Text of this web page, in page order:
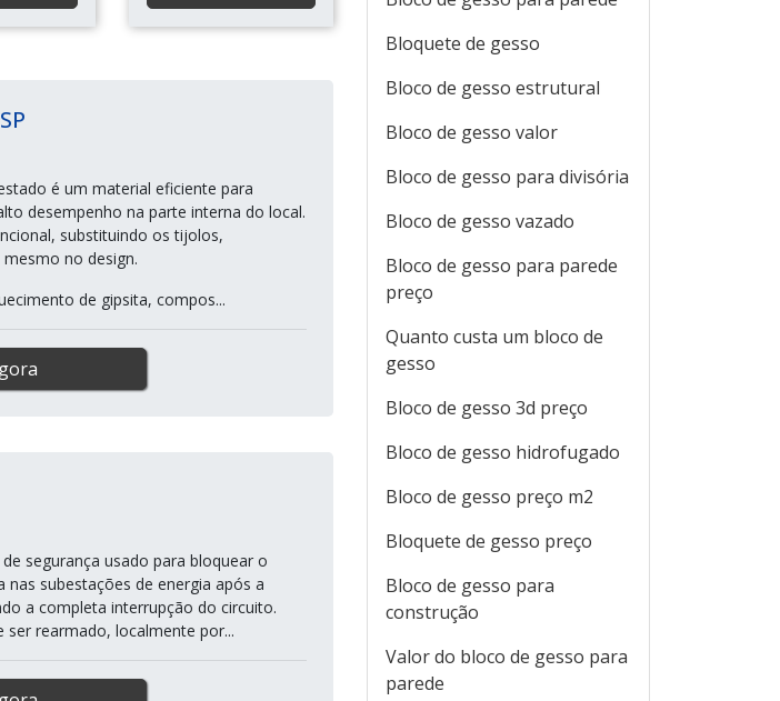
é um material eficiente para
desempenho na parte interna do local.
substituindo os tijolos,
no design.
de gipsita, compos...
segurança usado para bloquear o
subestações de energia após a
a completa interrupção do circuito.
rearmado, localmente por...
Bloquete de gesso
Bloco de gesso estrutural
Bloco de gesso valor
Bloco de gesso para divisória
Bloco de gesso vazado
Bloco de gesso para parede
preço
Quanto custa um bloco de
gesso
Bloco de gesso 3d preço
Bloco de gesso hidrofugado
Bloco de gesso preço m2
Bloquete de gesso preço
Bloco de gesso para
construção
Valor do bloco de gesso para
parede